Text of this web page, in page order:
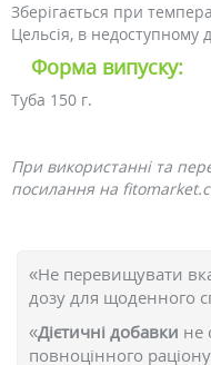
Зберігається при
Цельсія, в недоступному
Форма випуску:
Туба 150 г.
При використанні та
посилання на
«Не перевищувати
дозу для щоденного
«Дієтичні добавки не
повноцінного